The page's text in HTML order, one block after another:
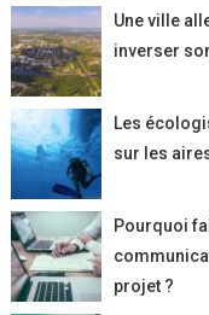
Une ville
inverser
Les
sur les
Pourquoi
projet ?